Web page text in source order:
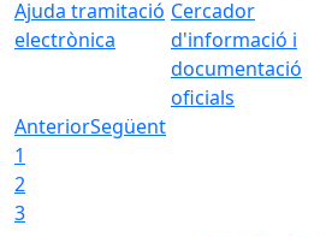
Ajuda tramitació
electrònica
Cercador
d'informació i
documentació
oficials
AnteriorSegüent
1
2
3